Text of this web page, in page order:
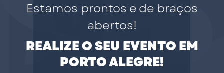
Estamos prontos e de braços
abertos!
REALIZE O SEU EVENTO EM
PORTO ALEGRE!